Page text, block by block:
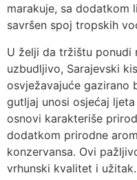
marakuje, sa dodatkom
savršen spoj tropskih
U želji da tržištu ponudi
uzbudljivo, Sarajevski
osvježavajuće gazirano
gutljaj unosi osjećaj
osnovi karakteriše
dodatkom prirodne
konzervansa. Ovi
vrhunski kvalitet i užitak.